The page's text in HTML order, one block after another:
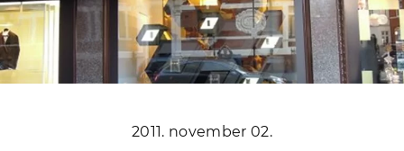
2011. november 02.